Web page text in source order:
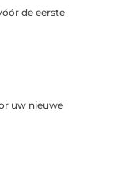
de eerste
uw nieuwe